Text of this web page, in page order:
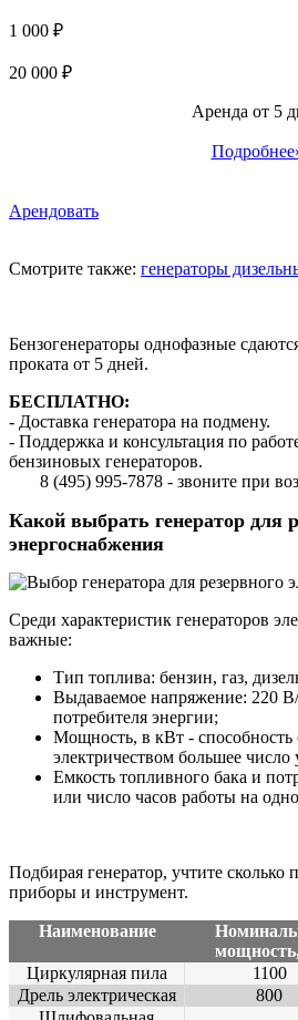
1 000 ₽
20 000 ₽
Аренда от 5
Арендовать
Смотрите также: генераторы
Бензогенераторы однофазные
проката от 5 дней.
БЕСПЛАТНО:
- Доставка генератора на подмену.
- Поддержка и консультация по
бензиновых генераторов.
(495) 995-7878 - звоните при
Какой выбрать генератор для
энергоснабжения
Среди характеристик генераторов
важные:
Тип топлива: бензин, газ,
Выдаваемое напряжение: 220
потребителя энергии;
Мощность, в кВт - способность
электричеством большее число
Емкость топливного бака и
или число часов работы на
Подбирая генератор, учтите сколько
приборы и инструмент.
Наименование
Циркулярная пила
1100
Дрель электрическая
800